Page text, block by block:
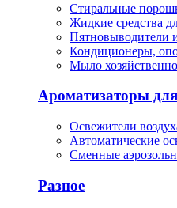
Стиральные
Жидкие средства
Пятновыводители
Кондиционеры,
Мыло
Ароматизаторы
Освежители
Автоматические
Сменные
Разное